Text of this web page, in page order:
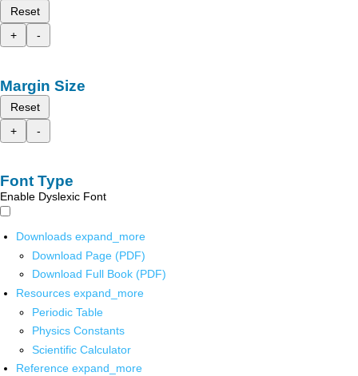
Reset
+
-
Margin Size
Reset
+
-
Font Type
Enable Dyslexic Font
Downloads expand_more
Download Page (PDF)
Download Full Book (PDF)
Resources expand_more
Periodic Table
Physics Constants
Scientific Calculator
Reference expand_more